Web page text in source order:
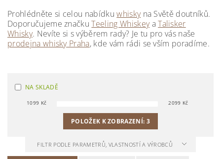
Prohlédněte si celou nabídkuwhiskyna Světě doutníků.
Doporučujeme značkuTeeling WhiskeyaTalisker
Whisky. Nevíte si s výběrem rady? Je tu pro vás naše
prodejna whisky Praha, kde vám rádi se vším poradíme.
NA SKLADĚ
1099 Kč 2099 Kč
POLOŽEK K ZOBRAZENÍ: 3
FILTR PODLE PARAMETRŮ, VLASTNOSTÍ A VÝROBCŮ